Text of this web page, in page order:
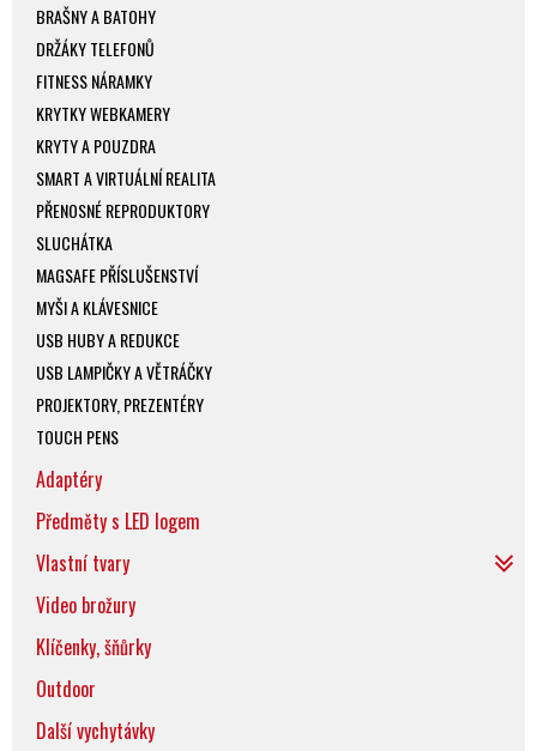
BRAŠNY A BATOHY
DRŽÁKY TELEFONŮ
FITNESS NÁRAMKY
KRYTKY WEBKAMERY
KRYTY A POUZDRA
SMART A VIRTUÁLNÍ REALITA
PŘENOSNÉ REPRODUKTORY
SLUCHÁTKA
MAGSAFE PŘÍSLUŠENSTVÍ
MYŠI A KLÁVESNICE
USB HUBY A REDUKCE
USB LAMPIČKY A VĚTRÁČKY
PROJEKTORY, PREZENTÉRY
TOUCH PENS
Adaptéry
Předměty s LED logem
Vlastní tvary
Video brožury
Klíčenky, šňůrky
Outdoor
Další vychytávky